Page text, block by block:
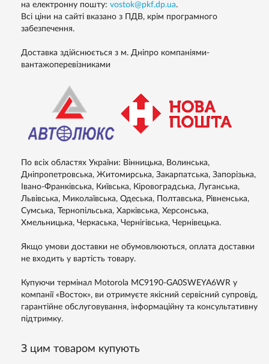
на електронну пошту: vostok@pkf.dp.ua.
Всі ціни на сайті вказано з ПДВ, крім програмного
забезпечення.
Доставка здійснюється з м. Дніпро компаніями-
вантажоперевізниками
По всіх областях України: Вінницька, Волинська,
Дніпропетровська, Житомирська, Закарпатська, Запорізька,
Івано-Франківська, Київська, Кіровоградська, Луганська,
Львівська, Миколаївська, Одеська, Полтавська, Рівненська,
Сумська, Тернопільська, Харківська, Херсонська,
Хмельницька, Черкаська, Чернігівська, Чернівецька.
Якщо умови доставки не обумовлюються, оплата доставки
не входить у вартість товару.
Купуючи термінал Motorola MC9190-GA0SWEYA6WR у
компанії «Восток», ви отримуєте якісний сервісний супровід,
гарантійне обслуговування, інформаційну та консультативну
підтримку.
З цим товаром купують